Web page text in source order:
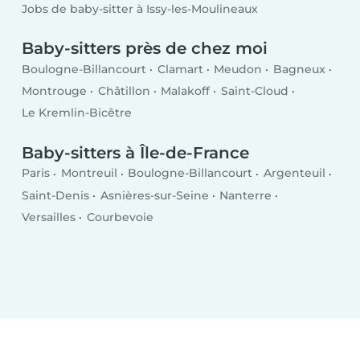
Jobs de baby-sitter à Issy-les-Moulineaux
Baby-sitters près de chez moi
Boulogne-Billancourt Clamart Meudon
Bagneux
Montrouge
Châtillon Malakoff
Saint-Cloud
Le Kremlin-Bicêtre
Baby-sitters à Île-de-France
Paris Montreuil Boulogne-Billancourt
Argenteuil
Saint-Denis
Asnières-sur-Seine
Nanterre
Versailles
Courbevoie